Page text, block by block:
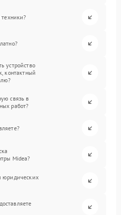
техники?
устройство
контактный
связь в
работ?
Midea?
юридических